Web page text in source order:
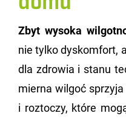
Zbyt wy­so­ka
nie tylko dys­kom­fort,
dla zdro­wia i stanu
mier­na wil­goć
i roz­to­czy, które